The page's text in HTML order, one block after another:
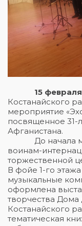
15
Костанайского
мероприятие
посвященное 31-
Афганистана.
До начала
воинам-
торжественной
В фойе 1-го
музыкальные
оформлена
творчества Дома
Костанайского
тематическая